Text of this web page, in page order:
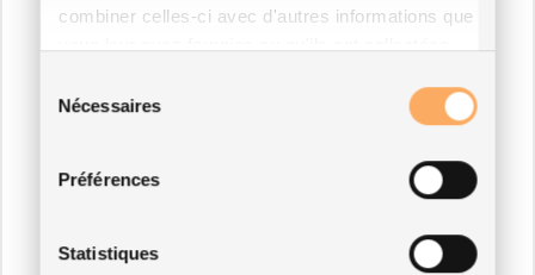
combiner celles-ci avec d'autres informations que
Nécessaires
Préférences
Statistiques